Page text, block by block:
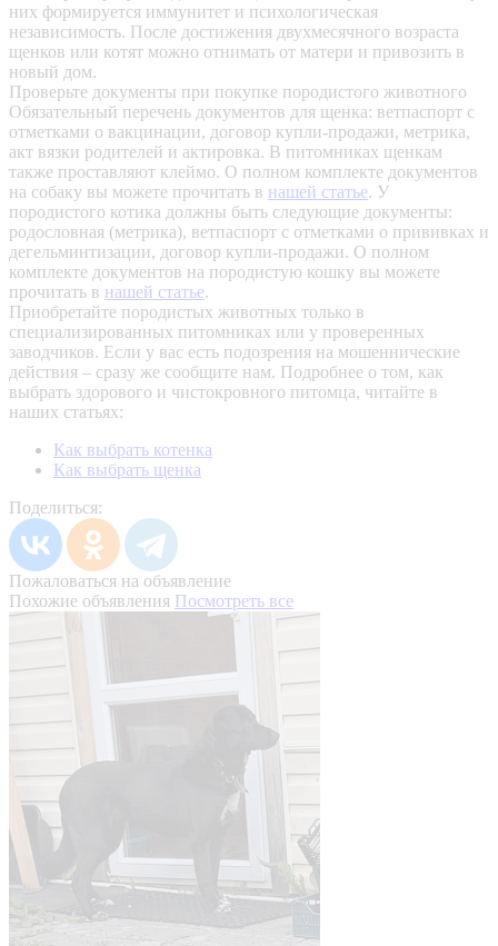
них формируется иммунитет и психологическая
независимость. После достижения двухмесячного возраста
щенков или котят можно отнимать от матери и привозить в
новый дом.
Проверьте документы при покупке породистого животного
Обязательный перечень документов для щенка: ветпаспорт с
отметками о вакцинации, договор купли-продажи, метрика,
акт вязки родителей и актировка. В питомниках щенкам
также проставляют клеймо. О полном комплекте документов
на собаку вы можете прочитать в нашей статье. У
породистого котика должны быть следующие документы:
родословная (метрика), ветпаспорт с отметками о прививках и
дегельминтизации, договор купли-продажи. О полном
комплекте документов на породистую кошку вы можете
прочитать в нашей статье.
Приобретайте породистых животных только в
специализированных питомниках или у проверенных
заводчиков. Если у вас есть подозрения на мошеннические
действия – сразу же сообщите нам. Подробнее о том, как
выбрать здорового и чистокровного питомца, читайте в
наших статьях:
Как выбрать котенка
Как выбрать щенка
Поделиться:
Пожаловаться на объявление
Похожие объявления Посмотреть все